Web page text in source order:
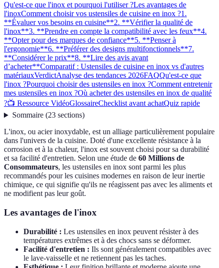
Qu'est-ce que l'inox et pourquoi l'utiliser ?Les avantages de
l'inoxComment choisir vos ustensiles de cuisine en inox ?1.
**Évaluer vos besoins en cuisine**2. **Vérifier la qualité de
l'inox**3. **Prendre en compte la compatibilité avec les feux**4.
**Opter pour des marques de confiance**5. **Penser à
l'ergonomie**6. **Préférer des designs multifonctionnels**7.
**Considérer le prix**8. **Lire des avis avant
d’acheter**Comparatif : Ustensiles de cuisine en inox vs d'autres
matériauxVerdictAnalyse des tendances 2026FAQQu'est-ce que
l'inox ?Pourquoi choisir des ustensiles en inox ?Comment entretenir
mes ustensiles en inox ?Où acheter des ustensiles en inox de qualité
?📺 Ressource VidéoGlossaireChecklist avant achatQuiz rapide
Sommaire(23 sections)
L'inox, ou acier inoxydable, est un alliage particulièrement populaire
dans l'univers de la cuisine. Doté d'une excellente résistance à la
corrosion et à la chaleur, l'inox est souvent choisi pour sa durabilité
et sa facilité d'entretien. Selon une étude de 60 Millions de
Consommateurs, les ustensiles en inox sont parmi les plus
recommandés pour les cuisines modernes en raison de leur inertie
chimique, ce qui signifie qu'ils ne réagissent pas avec les aliments et
ne modifient pas leur goût.
Les avantages de l'inox
Durabilité : Les ustensiles en inox peuvent résister à des
températures extrêmes et à des chocs sans se déformer.
Facilité d'entretien : Ils sont généralement compatibles avec
le lave-vaisselle et ne retiennent pas les taches.